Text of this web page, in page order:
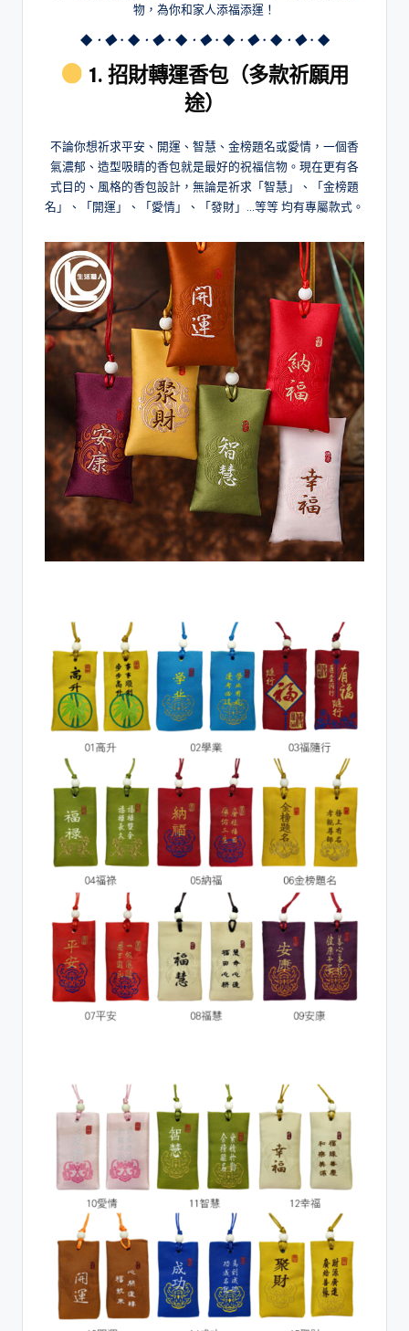
物，為你和家人添福添運！
◆．◆．◆．◆．◆．◆．◆．◆．◆．◆．◆
1. 招財轉運香包（多款祈願用
途）
不論你想祈求平安、開運、智慧、金榜題名或愛情，一個香
氣濃郁、造型吸睛的香包就是最好的祝福信物。現在更有各
式目的、風格的香包設計，無論是祈求「智慧」、「金榜題
名」、「開運」、「愛情」、「發財」…等等 均有專屬款式。